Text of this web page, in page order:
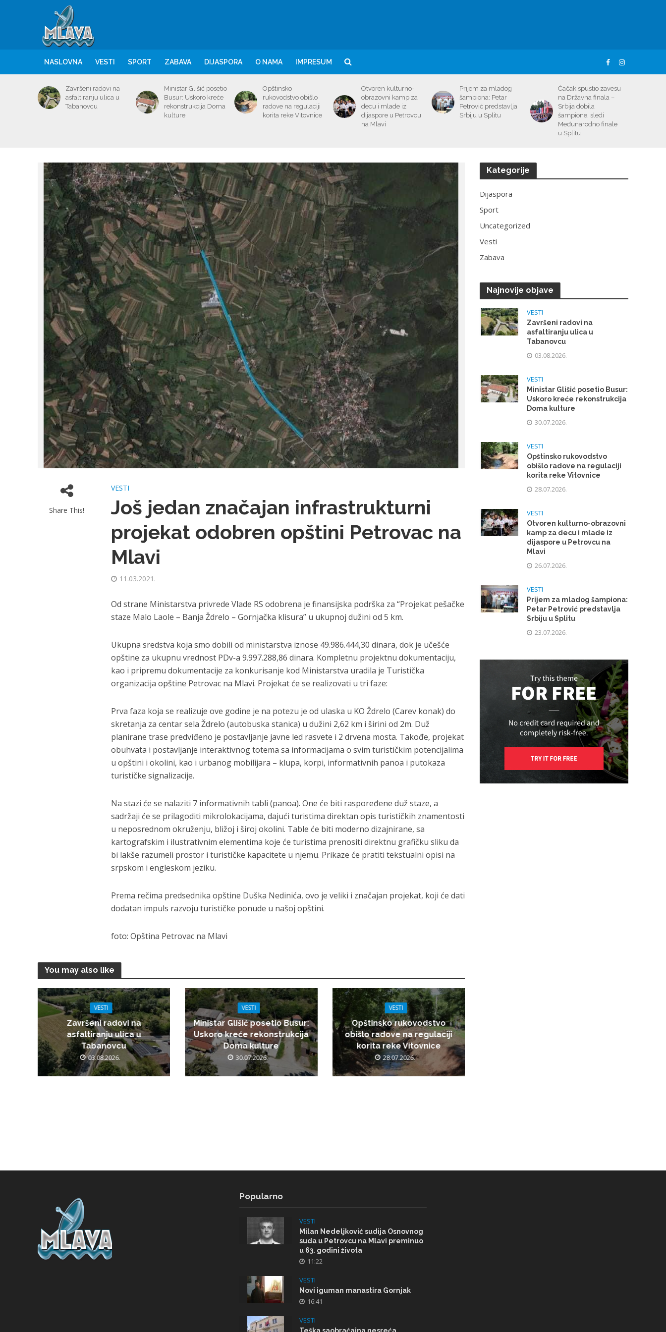
NASLOVNA VESTI SPORT ZABAVA DIJASPORA O NAMA IMPRESUM
Završeni radovi na
asfaltiranju ulica u
Tabanovcu
Ministar Glišić posetio
Busur: Uskoro kreće
rekonstrukcija Doma
kulture
Opštinsko
rukovodstvo obišlo
radove na regulaciji
korita reke Vitovnice
Otvoren kulturno-
obrazovni kamp za
decu i mlade iz
dijaspore u Petrovcu
na Mlavi
Prijem za mladog
šampiona: Petar
Petrović predstavlja
Srbiju u Splitu
Čačak spustio zavesu
na Državna finala –
Srbija dobila
šampione, sledi
Međunarodno finale
u Splitu
Share This!
VESTI
Još jedan značajan infrastrukturni
projekat odobren opštini Petrovac na
Mlavi
11.03.2021.
Od strane Ministarstva privrede Vlade RS odobrena je finansijska podrška za “Projekat pešačke
staze Malo Laole – Banja Ždrelo – Gornjačka klisura” u ukupnoj dužini od 5 km.
Ukupna sredstva koja smo dobili od ministarstva iznose 49.986.444,30 dinara, dok je učešće
opštine za ukupnu vrednost PDv-a 9.997.288,86 dinara. Kompletnu projektnu dokumentaciju,
kao i pripremu dokumentacije za konkurisanje kod Ministarstva uradila je Turistička
organizacija opštine Petrovac na Mlavi. Projekat će se realizovati u tri faze:
Prva faza koja se realizuje ove godine je na potezu je od ulaska u KO Ždrelo (Carev konak) do
skretanja za centar sela Ždrelo (autobuska stanica) u dužini 2,62 km i širini od 2m. Duž
planirane trase predviđeno je postavljanje javne led rasvete i 2 drvena mosta. Takođe, projekat
obuhvata i postavljanje interaktivnog totema sa informacijama o svim turističkim potencijalima
u opštini i okolini, kao i urbanog mobilijara – klupa, korpi, informativnih panoa i putokaza
turističke signalizacije.
Na stazi će se nalaziti 7 informativnih tabli (panoa). One će biti raspoređene duž staze, a
sadržaji će se prilagoditi mikrolokacijama, dajući turistima direktan opis turističkih znamentosti
u neposrednom okruženju, bližoj i široj okolini. Table će biti moderno dizajnirane, sa
kartografskim i ilustrativnim elementima koje će turistima prenositi direktnu grafičku sliku da
bi lakše razumeli prostor i turističke kapacitete u njemu. Prikaze će pratiti tekstualni opisi na
srpskom i engleskom jeziku.
Prema rečima predsednika opštine Duška Nedinića, ovo je veliki i značajan projekat, koji će dati
dodatan impuls razvoju turističke ponude u našoj opštini.
foto: Opština Petrovac na Mlavi
You may also like
VESTI
Završeni radovi na
asfaltiranju ulica u
Tabanovcu
03.08.2026.
VESTI
Ministar Glišić posetio Busur:
Uskoro kreće rekonstrukcija
Doma kulture
30.07.2026.
VESTI
Opštinsko rukovodstvo
obišlo radove na regulaciji
korita reke Vitovnice
28.07.2026.
Kategorije
Dijaspora
Sport
Uncategorized
Vesti
Zabava
Najnovije objave
VESTI
Završeni radovi na
asfaltiranju ulica u
Tabanovcu
03.08.2026.
VESTI
Ministar Glišić posetio Busur:
Uskoro kreće rekonstrukcija
Doma kulture
30.07.2026.
VESTI
Opštinsko rukovodstvo
obišlo radove na regulaciji
korita reke Vitovnice
28.07.2026.
VESTI
Otvoren kulturno-obrazovni
kamp za decu i mlade iz
dijaspore u Petrovcu na
Mlavi
26.07.2026.
VESTI
Prijem za mladog šampiona:
Petar Petrović predstavlja
Srbiju u Splitu
23.07.2026.
Popularno
VESTI
Milan Nedeljković sudija Osnovnog
suda u Petrovcu na Mlavi preminuo
u 63. godini života
11:22
VESTI
Novi iguman manastira Gornjak
16:41
VESTI